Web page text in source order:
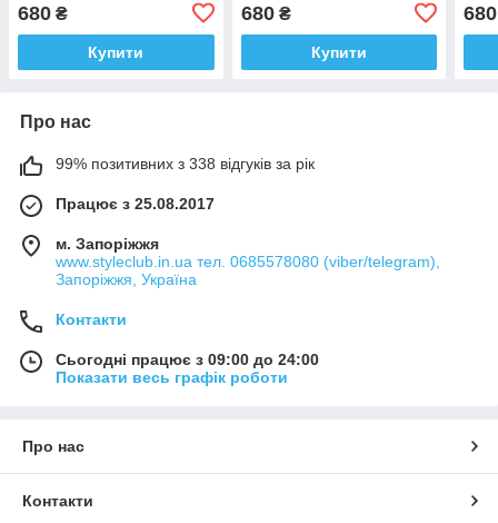
680 ₴
Купити
680₴
Купити
680
Про нас
99% позитивних з 338 відгуків за рік
Працює з 25.08.2017
м. Запоріжжя
www.styleclub.in.ua тел. 0685578080 (viber/telegram),
Запоріжжя, Україна
Контакти
Сьогодні працює з 09:00 до 24:00
Показати весь графік роботи
Про нас
Контакти